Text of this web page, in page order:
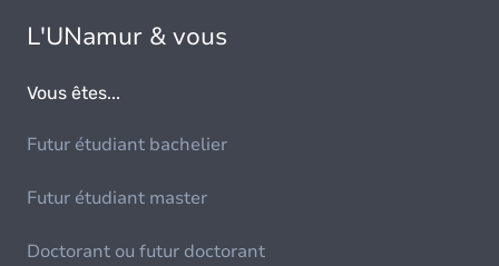
L'UNamur & vous
Vous êtes...
Futur étudiant bachelier
Futur étudiant master
Doctorant ou futur doctorant